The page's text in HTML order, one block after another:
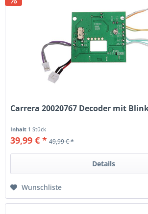
Carrera 20020767 Decoder mit
Inhalt 1 Stück
39,99 € * 49,99 € *
Details
Wunschliste